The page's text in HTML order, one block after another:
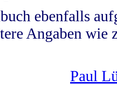
ebenfalls
Angaben wie
Paul